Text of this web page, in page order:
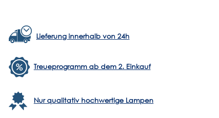
Lieferung innerhalb von 24h
Treueprogramm ab dem 2. Einkauf
Nur qualitativ hochwertige Lampen